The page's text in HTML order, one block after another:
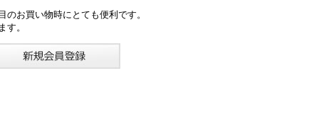
お買い物時にとても便利です。
す。